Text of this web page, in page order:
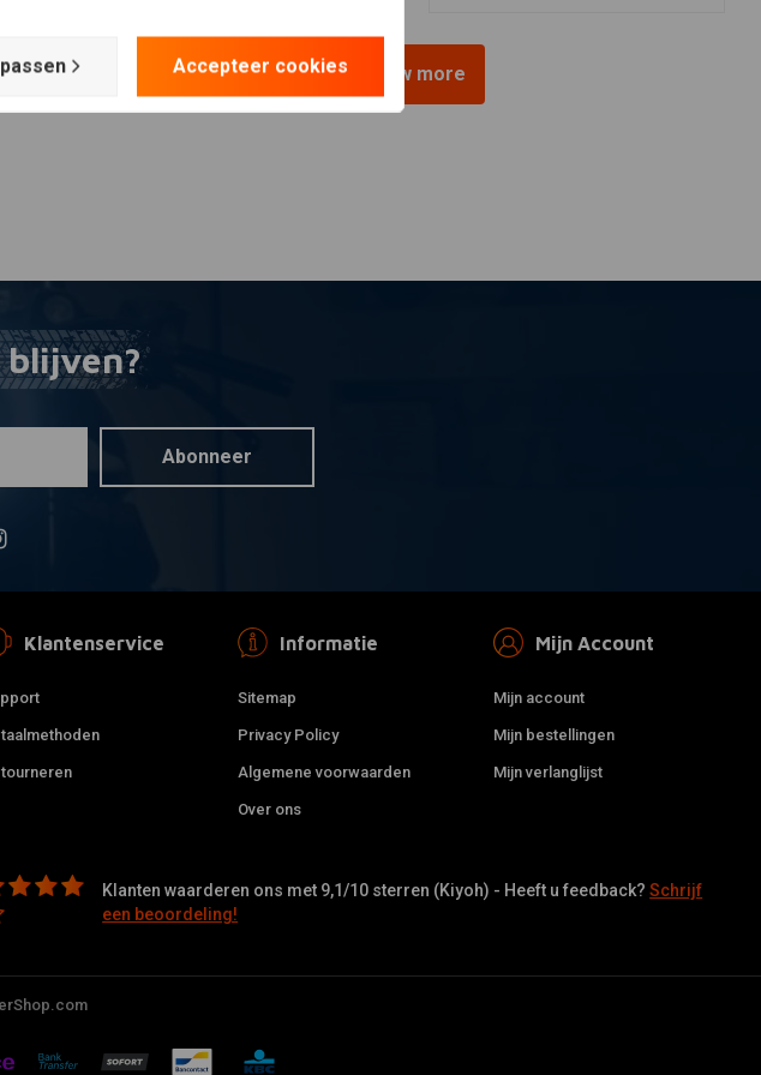
View more
blijven?
Abonneer
Klantenservice Informatie
Sitemap
Privacy Policy
Algemene voorwaarden
Over ons
Mijn Account
Mijn account
Mijn bestellingen
Mijn verlanglijst
Klanten waarderen ons met 9,1/10 sterren (Kiyoh) - Heeft u feedback?Schrijf
een beoordeling!
Accepteer cookies